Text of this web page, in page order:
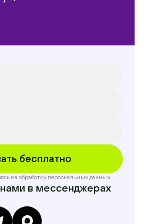
на обработку персональных данных
в мессенджерах